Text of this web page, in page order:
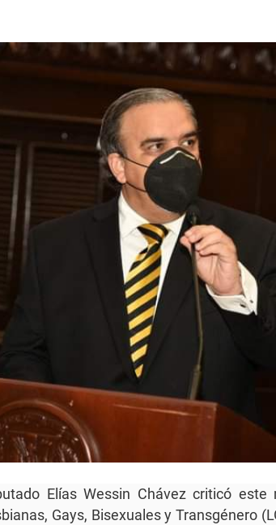
Elías Wessin Chávez criticó
Gays, Bisexuales y Transgénero